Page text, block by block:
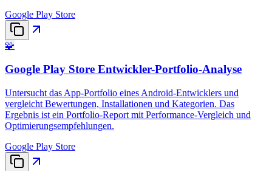
Google Play Store
🧩
Google Play Store Entwickler-Portfolio-Analyse
Untersucht das App-Portfolio eines Android-Entwicklers und
vergleicht Bewertungen, Installationen und Kategorien. Das
Ergebnis ist ein Portfolio-Report mit Performance-Vergleich und
Optimierungsempfehlungen.
Google Play Store